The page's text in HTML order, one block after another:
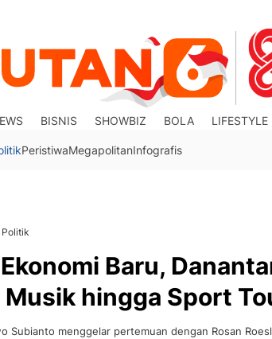
BISNIS SHOWBIZ BOLA LIFESTYLE
PeristiwaMegapolitanInfografis
Politik
Baru,
Musik hingga Sport
Subianto menggelar pertemuan dengan Rosan